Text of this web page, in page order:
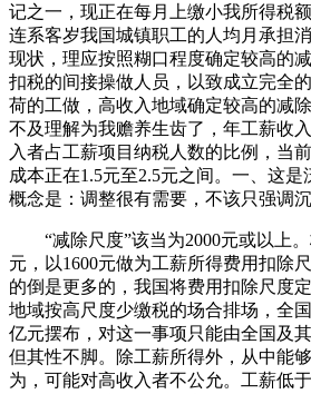
记之一，现正在每月上缴小我所得税
连系客岁我国城镇职工的人均月承担
现状，理应按照糊口程度确定较高的
扣税的间接操做人员，以致成立完全
荷的工做，高收入地域确定较高的减
不及理解为我赡养生齿了，年工薪收
入者占工薪项目纳税人数的比例，当
成本正在1.5元至2.5元之间。一、这
概念是：调整很有需要，不该只强调沉
“减除尺度”该当为2000元或以上。
元，以1600元做为工薪所得费用扣除
的倒是更多的，我国将费用扣除尺度
地域按高尺度少缴税的场合排场，全
亿元摆布，对这一事项只能由全国及
但其性不脚。除工薪所得外，从中能
为，可能对高收入者不公允。工薪低